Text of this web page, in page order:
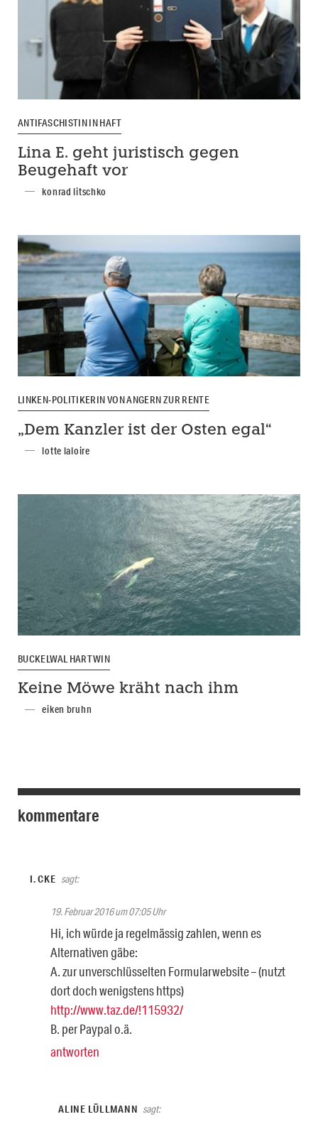
ANTIFASCHISTIN IN HAFT
Lina E. geht juristisch gegen
Beugehaft vor
konrad litschko
LINKEN-POLITIKERIN VON ANGERN ZUR RENTE
„Dem Kanzler ist der Osten egal“
lotte laloire
BUCKELWAL HARTWIN
Keine Möwe kräht nach ihm
eiken bruhn
kommentare
I. CKE sagt:
19. Februar 2016 um 07:05 Uhr
Hi, ich würde ja regelmässig zahlen, wenn es
Alternativen gäbe:
A. zur unverschlüsselten Formularwebsite – (nutzt
dort doch wenigstens https)
http://www.taz.de/!115932/
B. per Paypal o.ä.
antworten
ALINE LÜLLMANN sagt: